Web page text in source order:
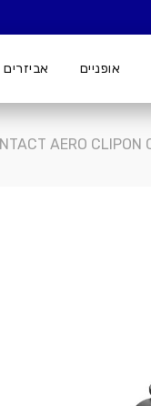
אופניים אביזרים